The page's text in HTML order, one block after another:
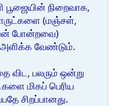
பூஜையின் நிறைவாக,
(மஞ்சள்,
போன்றவை)
வேண்டும்.
விட, பலரும் ஒன்று
மிகப் பெரிய
சிறப்பானது.